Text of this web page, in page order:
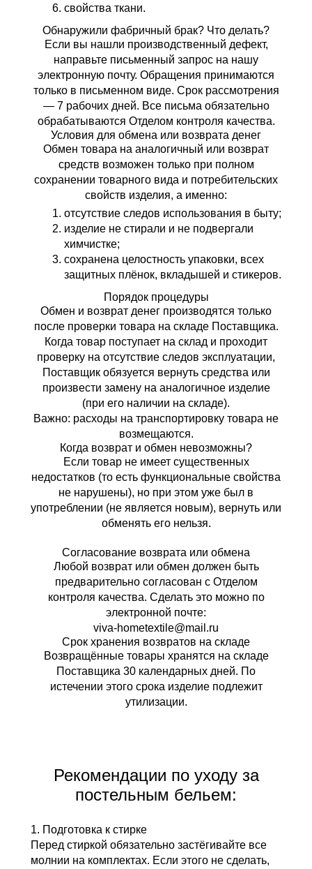
свойства ткани.
Обнаружили фабричный брак? Что делать?
Если вы нашли производственный дефект,
направьте письменный запрос на нашу
электронную почту. Обращения принимаются
только в письменном виде. Срок рассмотрения
— 7 рабочих дней. Все письма обязательно
обрабатываются Отделом контроля качества.
Условия для обмена или возврата денег
Обмен товара на аналогичный или возврат
средств возможен только при полном
сохранении товарного вида и потребительских
свойств изделия, а именно:
отсутствие следов использования в быту;
изделие не стирали и не подвергали
химчистке;
сохранена целостность упаковки, всех
защитных плёнок, вкладышей и стикеров.
Порядок процедуры
Обмен и возврат денег производятся только
после проверки товара на складе Поставщика.
Когда товар поступает на склад и проходит
проверку на отсутствие следов эксплуатации,
Поставщик обязуется вернуть средства или
произвести замену на аналогичное изделие
(при его наличии на складе).
Важно: расходы на транспортировку товара не
возмещаются.
Когда возврат и обмен невозможны?
Если товар не имеет существенных
недостатков (то есть функциональные свойства
не нарушены), но при этом уже был в
употреблении (не является новым), вернуть или
обменять его нельзя.
Согласование возврата или обмена
Любой возврат или обмен должен быть
предварительно согласован с Отделом
контроля качества. Сделать это можно по
электронной почте:
viva-hometextile@mail.ru
Срок хранения возвратов на складе
Возвращённые товары хранятся на складе
Поставщика 30 календарных дней. По
истечении этого срока изделие подлежит
утилизации.
Рекомендации по уходу за
постельным бельем:
1. Подготовка к стирке
Перед стиркой обязательно застёгивайте все
молнии на комплектах. Если этого не сделать,